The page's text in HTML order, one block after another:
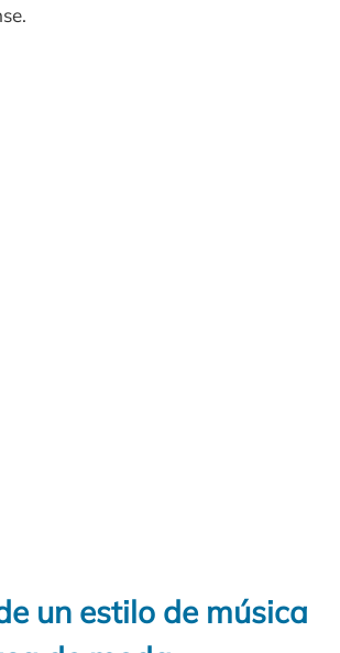
un estilo de música